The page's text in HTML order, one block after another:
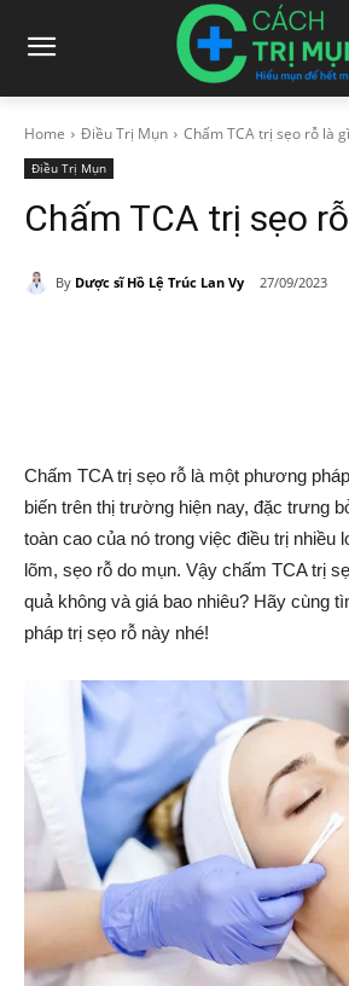
Home Điều Trị Mụn Chấm TCA trị sẹo rỗ là
Điều Trị Mụn
Chấm TCA trị sẹo
By Dược sĩ Hồ Lệ Trúc Lan Vy 27/09/2023
Chấm TCA trị sẹo rỗ là một phương
biến trên thị trường hiện nay, đặc trưng
toàn cao của nó trong việc điều trị nhiều
lõm, sẹo rỗ do mụn. Vậy chấm TCA trị
quả không và giá bao nhiêu? Hãy cùng
pháp trị sẹo rỗ này nhé!